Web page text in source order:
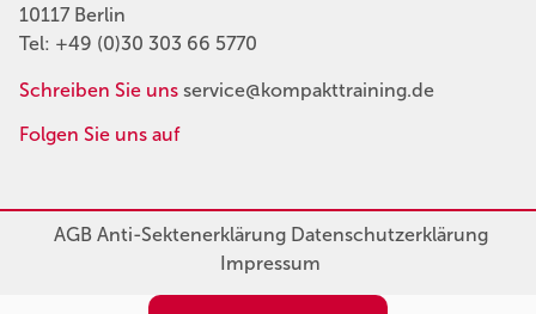
10117 Berlin
Tel: +49 (0)30 303 66 5770
Schreiben Sie uns service@kompakttraining.de
Folgen Sie uns auf
AGBAnti-SektenerklärungDatenschutzerklärung
Impressum